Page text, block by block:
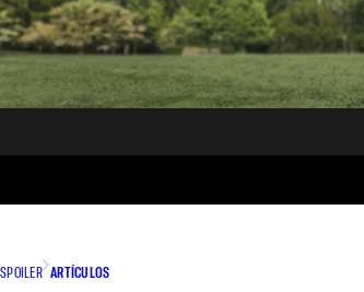
SPOILER ARTÍCULOS